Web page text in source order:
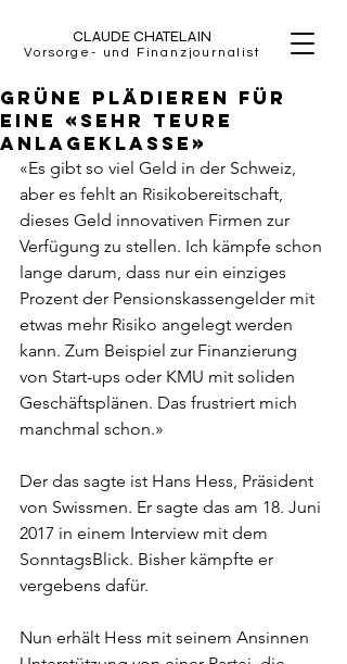
CLAUDE CHATELAIN
Vorsorge- und Finanzjournalist
Grüne plädieren für
eine «sehr teure
Anlageklasse»
«Es gibt so viel Geld in der Schweiz,
aber es fehlt an Risikobereitschaft,
dieses Geld innovativen Firmen zur
Verfügung zu stellen. Ich kämpfe schon
lange darum, dass nur ein einziges
Prozent der Pensionskassengelder mit
etwas mehr Risiko angelegt werden
kann. Zum Beispiel zur Finanzierung
von Start-ups oder KMU mit soliden
Geschäftsplänen. Das frustriert mich
manchmal schon.»
Der das sagte ist Hans Hess, Präsident
von Swissmen. Er sagte das am 18. Juni
2017 in einem Interview mit dem
SonntagsBlick. Bisher kämpfte er
vergebens dafür.
Nun erhält Hess mit seinem Ansinnen